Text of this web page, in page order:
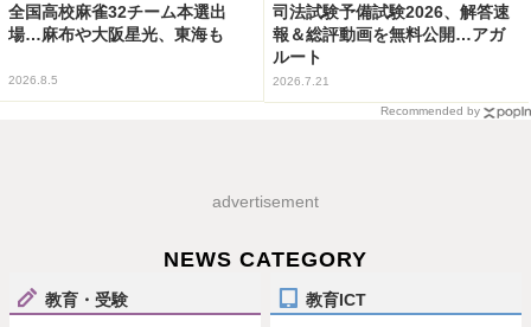
全国高校麻雀32チーム本選出
場…麻布や大阪星光、東海も
2026.8.5
司法試験予備試験2026、解答速
報＆総評動画を無料公開…アガ
ルート
2026.7.21
Recommended by
advertisement
NEWS CATEGORY
教育・受験 教育ICT